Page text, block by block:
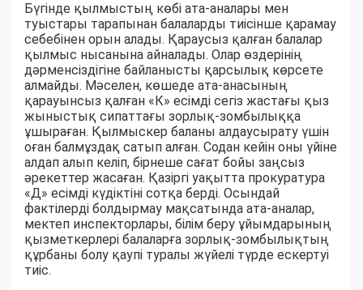
Бүгінде қылмыстың көбі ата-аналары мен
туыстары тарапынан балаларды тиісінше қарамау
себебінен орын алады. Қараусыз қалған балалар
қылмыс нысанына айналады. Олар өздерінің
дәрменсіздігіне байланысты қарсылық көрсете
алмайды. Мәселен, көшеде ата-анасының
қарауынсыз қалған «К» есімді сегіз жастағы қыз
жыныстық сипаттағы зорлық-зомбылыққа
ұшыраған. Қылмыскер баланы алдаусырату үшін
оған балмұздақ сатып алған. Содан кейін оны үйіне
алдап алып келіп, бірнеше сағат бойы заңсыз
әрекеттер жасаған. Қазіргі уақытта прокуратура
«Д» есімді күдіктіні сотқа берді. Осындай
фактілерді болдырмау мақсатында ата-аналар,
мектеп инспекторлары, білім беру ұйымдарының
қызметкерлері балаларға зорлық-зомбылықтың
құрбаны болу қаупі туралы жүйелі түрде ескертуі
тиіс.